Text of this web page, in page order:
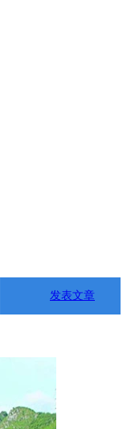
发表文章